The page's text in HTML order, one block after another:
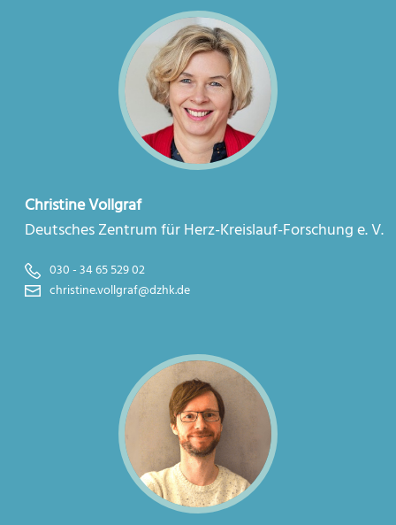
Christine Vollgraf
Deutsches Zentrum für Herz-Kreislauf-Forschung e. V.
030 - 34 65 529 02
christine.vollgraf@dzhk.de